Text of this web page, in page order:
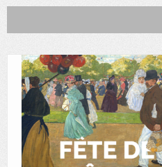
MUSÉE GRÉTRY
MUSÉE DU LUMINAIRE
FONDS PATRIMONIAUX
AUTRES LIEUX